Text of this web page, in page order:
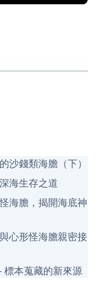
沙錢類海膽（下）
海生存之道
海膽，揭開海底神
心形怪海膽親密接
本蒐藏的新來源